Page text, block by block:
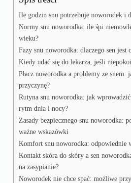
Ile godzin snu potrzebuje noworodek i
Normy snu noworodka: ile śpi
wieku?
Fazy snu noworodka: dlaczego sen jest
Kiedy udać się do lekarza, jeśli
Płacz noworodka a problemy ze snem:
przyczynę?
Rutyna snu noworodka: jak
rytm dnia i nocy?
Zasady bezpiecznego snu noworodka:
ważne wskazówki
Komfort snu noworodka: odpowiednie
Kontakt skóra do skóry a sen
na zasypianie?
Noworodek nie chce spać: możliwe